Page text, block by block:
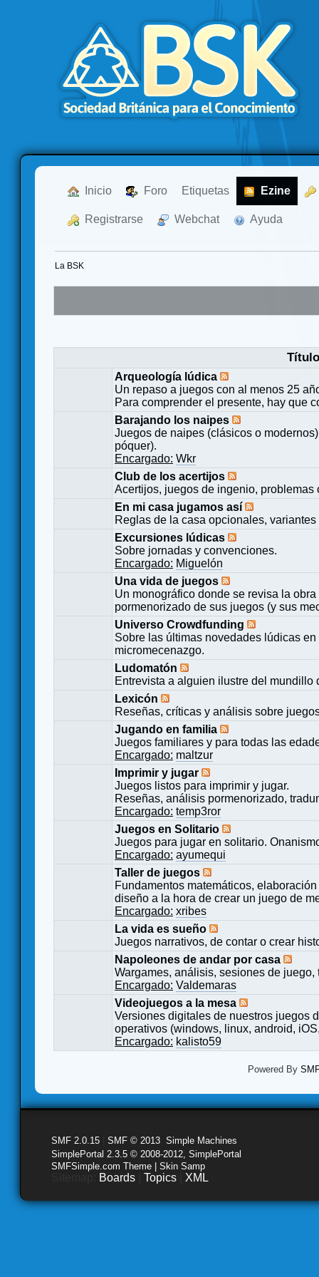
Inicio Foro Etiquetas Ezine
Registrarse Webchat Ayuda
La BSK
Título
Arqueología lúdica
Un repaso a juegos con al menos 25
Para comprender el presente, hay que
Barajando los naipes
Juegos de naipes (clásicos o
póquer).
Encargado: Wkr
Club de los acertijos
Acertijos, juegos de ingenio,
En mi casa jugamos así
Reglas de la casa opcionales,
Excursiones lúdicas
Sobre jornadas y convenciones.
Encargado: Miguelón
Una vida de juegos
Un monográfico donde se revisa la
pormenorizado de sus juegos (y sus
Universo Crowdfunding
Sobre las últimas novedades lúdicas
micromecenazgo.
Ludomatón
Entrevista a alguien ilustre del mundillo
Lexicón
Reseñas, críticas y análisis sobre
Jugando en familia
Juegos familiares y para todas las
Encargado: maltzur
Imprimir y jugar
Juegos listos para imprimir y jugar.
Reseñas, análisis pormenorizado,
Encargado: temp3ror
Juegos en Solitario
Juegos para jugar en solitario.
Encargado: ayumequi
Taller de juegos
Fundamentos matemáticos,
diseño a la hora de crear un juego de
Encargado: xribes
La vida es sueño
Juegos narrativos, de contar o crear
Napoleones de andar por casa
Wargames, análisis, sesiones de
Encargado: Valdemaras
Videojuegos a la mesa
Versiones digitales de nuestros juegos
operativos (windows, linux, android,
Encargado: kalisto59
Powered By
SMF 2.0.15 SMF © 2013 Simple Machines
SimplePortal 2.3.5 © 2008-2012, SimplePortal
SMFSimple.com Theme | Skin Samp
Boards Topics XML